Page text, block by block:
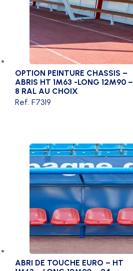
OPTION PEINTURE CHASSIS –
ABRIS HT 1M63 -LONG 12M90 –
8 RAL AU CHOIX
Ref. F7319
ABRI DE TOUCHE EURO – HT